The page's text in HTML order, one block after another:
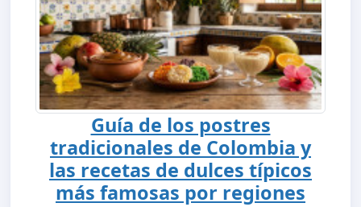
Guía de los postres
tradicionales de Colombia y
las recetas de dulces típicos
más famosas por regiones